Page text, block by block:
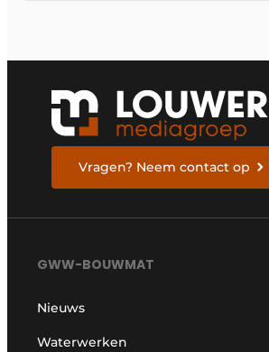
Vragen? Neem contact op
GWW-BOUWMAT
Nieuws
Waterwerken